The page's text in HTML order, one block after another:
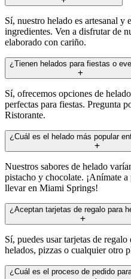
Sí, nuestro helado es artesanal y
ingredientes. Ven a disfrutar de
elaborado con cariño.
¿Tienen helados para fiestas o
Sí, ofrecemos opciones de
perfectas para fiestas. Pregunta
Ristorante.
¿Cuál es el helado más popular
Nuestros sabores de helado
pistacho y chocolate. ¡Anímate
llevar en Miami Springs!
¿Aceptan tarjetas de regalo para
Sí, puedes usar tarjetas de
helados, pizzas o cualquier otro
¿Cuál es el proceso de pedido